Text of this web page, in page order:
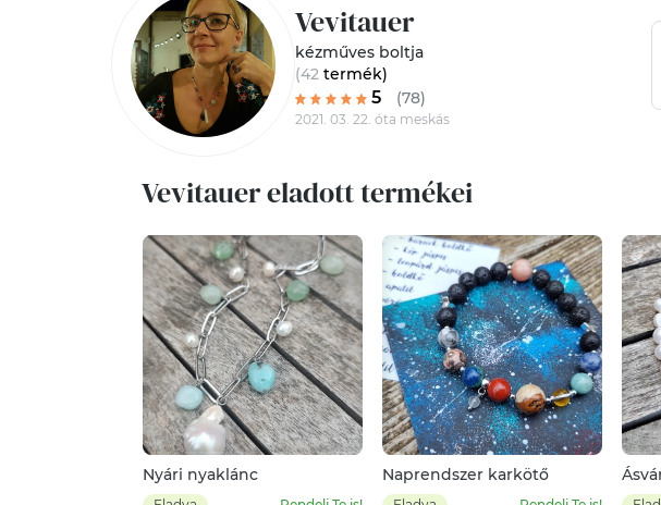
Vevitauer
kézműves boltja
(42 termék)
5 (78)
2021. 03. 22. óta meskás
Vevitauer eladott termékei
Nyári nyaklánc Naprendszer karkötő